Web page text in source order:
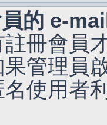
的 e-
冊會員
管理員
使用者